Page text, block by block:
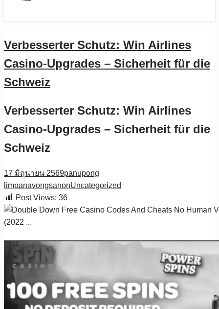
Verbesserter Schutz: Win Airlines
Casino-Upgrades – Sicherheit für die
Schweiz
Verbesserter Schutz: Win Airlines
Casino-Upgrades – Sicherheit für die
Schweiz
17 มิถุนายน 2569panupong
limpanavongsanonUncategorized
Post Views: 36